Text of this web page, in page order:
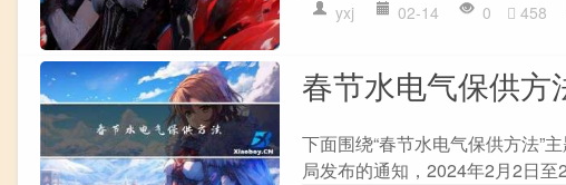
yxj 02-14 0 458
春节水电气保供方
下面围绕“春节水电气保供方法”
局发布的通知，2024年2月2日